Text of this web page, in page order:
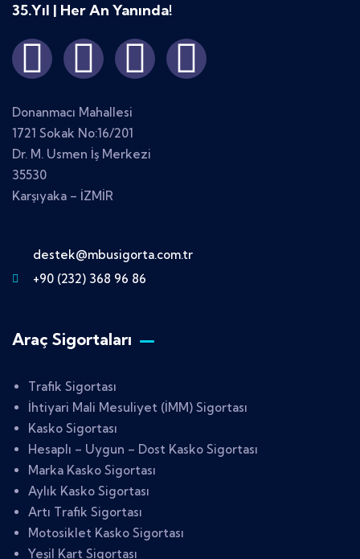
35.Yıl | Her An Yanında!
Donanmacı Mahallesi
1721 Sokak No:16/201
Dr. M. Usmen İş Merkezi
35530
Karşıyaka – İZMİR
destek@mbusigorta.com.tr
+90 (232) 368 96 86
Araç Sigortaları
Trafik Sigortası
İhtiyari Mali Mesuliyet (İMM) Sigortası
Kasko Sigortası
Hesaplı – Uygun – Dost Kasko Sigortası
Marka Kasko Sigortası
Aylık Kasko Sigortası
Artı Trafik Sigortası
Motosiklet Kasko Sigortası
Yeşil Kart Sigortası